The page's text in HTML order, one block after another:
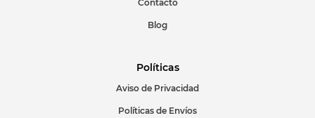
Contacto
Blog
Políticas
Aviso de Privacidad
Políticas de Envíos